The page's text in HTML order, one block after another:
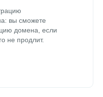
вы сможете
домена, если
не продлит.